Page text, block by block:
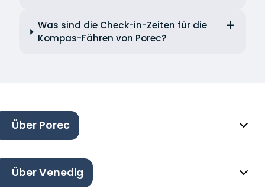
Was sind die Check-in-Zeiten für die
Kompas-Fähren von Porec?
Über Porec
Über Venedig